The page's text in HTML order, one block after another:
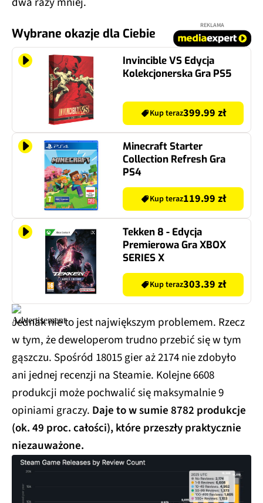
Wybrane okazje dla Ciebie
REKLAMA
Invincible VS Edycja
Kolekcjonerska Gra PS5
Kup teraz399.99 zł
Minecraft Starter
Collection Refresh Gra
PS4
Kup teraz119.99 zł
Tekken 8 - Edycja
Premierowa Gra XBOX
SERIES X
Kup teraz303.39 zł
Jednak nie to jest największym problemem. Rzecz
w tym, że deweloperom trudno przebić się w tym
gąszczu. Spośród 18015 gier aż 2174 nie zdobyło
ani jednej recenzji na Steamie. Kolejne 6608
produkcji może pochwalić się maksymalnie 9
opiniami graczy. Daje to w sumie 8782 produkcje
(ok. 49 proc. całości), które przeszły praktycznie
niezauważone.